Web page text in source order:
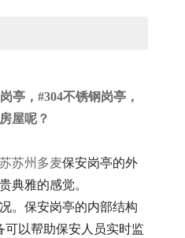
亭，#304不锈钢岗亭，
屋呢？
苏州多麦保安岗亭的外
典雅的感觉。
。保安岗亭的内部结构
以帮助保安人员实时监